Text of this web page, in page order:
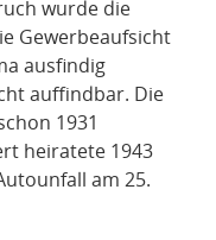
wurde die
Gewerbeaufsicht
ausfindig
auffindbar. Die
1931
heiratete 1943
am 25.